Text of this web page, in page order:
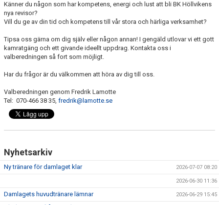
BILDGALLERI
SPELKLAR - FOLKSAM
FÖR BESÖKARE
WEBSHOP
Känner du någon som har kompetens, energi och lust att bli BK Höllvikens
nya revisor?
Vill du ge av din tid och kompetens till vår stora och härliga verksamhet?
Tipsa oss gärna om dig själv eller någon annan! I gengäld utlovar vi ett gott
kamratgäng och ett givande ideellt uppdrag. Kontakta oss i
valberedningen så fort som möjligt.
Har du frågor är du välkommen att höra av dig till oss.
Valberedningen genom Fredrik Lamotte
Tel: 070-466 38 35, fredrik@lamotte.se
Nyhetsarkiv
Ny tränare för damlaget klar 2026-07-07 08:20
2026-06-30 11:36
Damlagets huvudtränare lämnar 2026-06-29 15:45